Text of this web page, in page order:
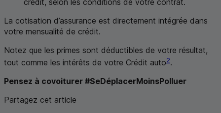
La cotisation d’assurance est directement intégrée dans
votre mensualité de crédit.
Notez que les primes sont déductibles de votre résultat,
tout comme les intérêts de votre Crédit auto2.
Pensez à covoiturer #SeDéplacerMoinsPolluer
Partagez cet article